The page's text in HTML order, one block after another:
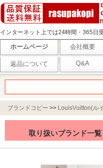
インターネット上では24時間・365日
ホームページ 会社概要
返品について Q&A
ブランドコピー >> LouisVuitton(ル
取り扱いブランド一覧